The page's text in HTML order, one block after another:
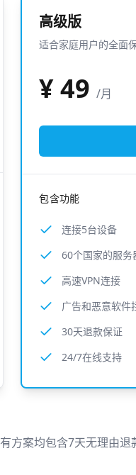
高级版
适合家庭用户的全面
¥49/月
包含功能
连接5台设备
60个国家的服务
高速VPN连接
广告和恶意软件
30天退款保证
24/7在线支持
方案均包含7天无理由